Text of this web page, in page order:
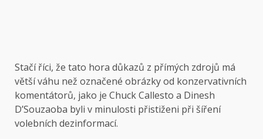
Stačí říci, že tato hora důkazů z přímých zdrojů má
větší váhu než označené obrázky od konzervativních
komentátorů, jako je Chuck Callesto a Dinesh
D’Souzaoba byli v minulosti přistiženi při šíření
volebních dezinformací.